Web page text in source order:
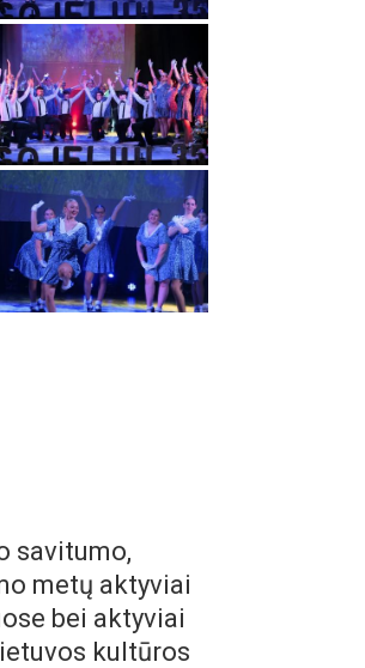
savitumo,
metų aktyviai
bei aktyviai
kultūros